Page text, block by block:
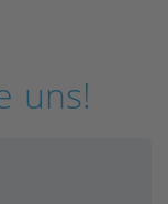
uns!